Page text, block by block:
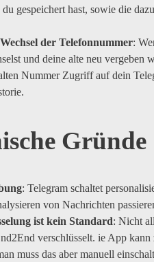
gespeichert hast, sowie die
der Telefonnummer:
und deine alte neu vergeben
Nummer Zugriff auf dein
Gründe
: Telegram schaltet
von Nachrichten
ist kein Standard: Nicht
verschlüsselt. ie App
muss das aber manuell